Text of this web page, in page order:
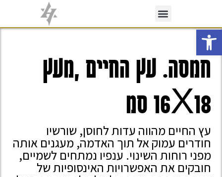
פתח סרגל נגישות
חמסה. עץ החיים ,מעץ
16X18 סמ
עץ החיים מהווה עדות לחוסן, שורשיו
חודרים עמוק אל תוך האדמה, מעגנים אותה
מפני רוחות השינוי. ענפיו נמתחים לשמיים,
חובקים את האפשרויות האינסופיות של